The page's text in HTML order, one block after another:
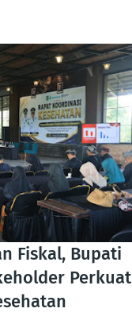
Fiskal, Bupati
Perkuat